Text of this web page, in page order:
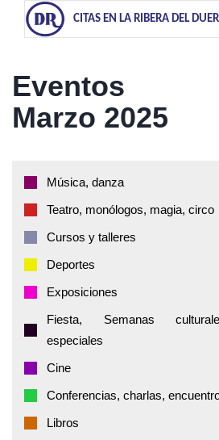
CITAS EN LA RIBERA DEL
Eventos
Marzo 2025
Música, danza
Teatro, monólogos, magia, circo
Cursos y talleres
Deportes
Exposiciones
Fiesta, Semanas
especiales
Cine
Conferencias, charlas,
Libros